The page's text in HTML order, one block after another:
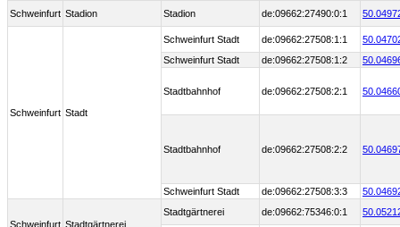
Schweinfurt Stadion Stadion de:09662:27490:0:1
Schweinfurt Stadt
Schweinfurt Stadt de:09662:27508:1:1
Schweinfurt Stadt
de:09662:27508:1:2
Stadtbahnhof de:09662:27508:2:1
Stadtbahnhof de:09662:27508:2:2
Schweinfurt Stadt de:09662:27508:3:3
Schweinfurt Stadtgärtnerei
Stadtgärtnerei de:09662:75346:0:1